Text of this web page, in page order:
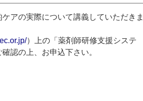
アの実際について講義していただきま
）上の「薬剤師研修支援システ
認の上、お申込下さい。